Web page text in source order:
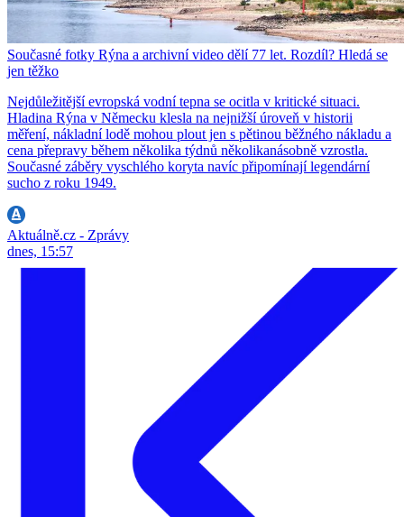
Současné fotky Rýna a archivní video dělí 77 let. Rozdíl? Hledá se
jen těžko
Nejdůležitější evropská vodní tepna se ocitla v kritické situaci.
Hladina Rýna v Německu klesla na nejnižší úroveň v historii
měření, nákladní lodě mohou plout jen s pětinou běžného nákladu a
cena přepravy během několika týdnů několikanásobně vzrostla.
Současné záběry vyschlého koryta navíc připomínají legendární
sucho z roku 1949.
Aktuálně.cz - Zprávy
dnes, 15:57